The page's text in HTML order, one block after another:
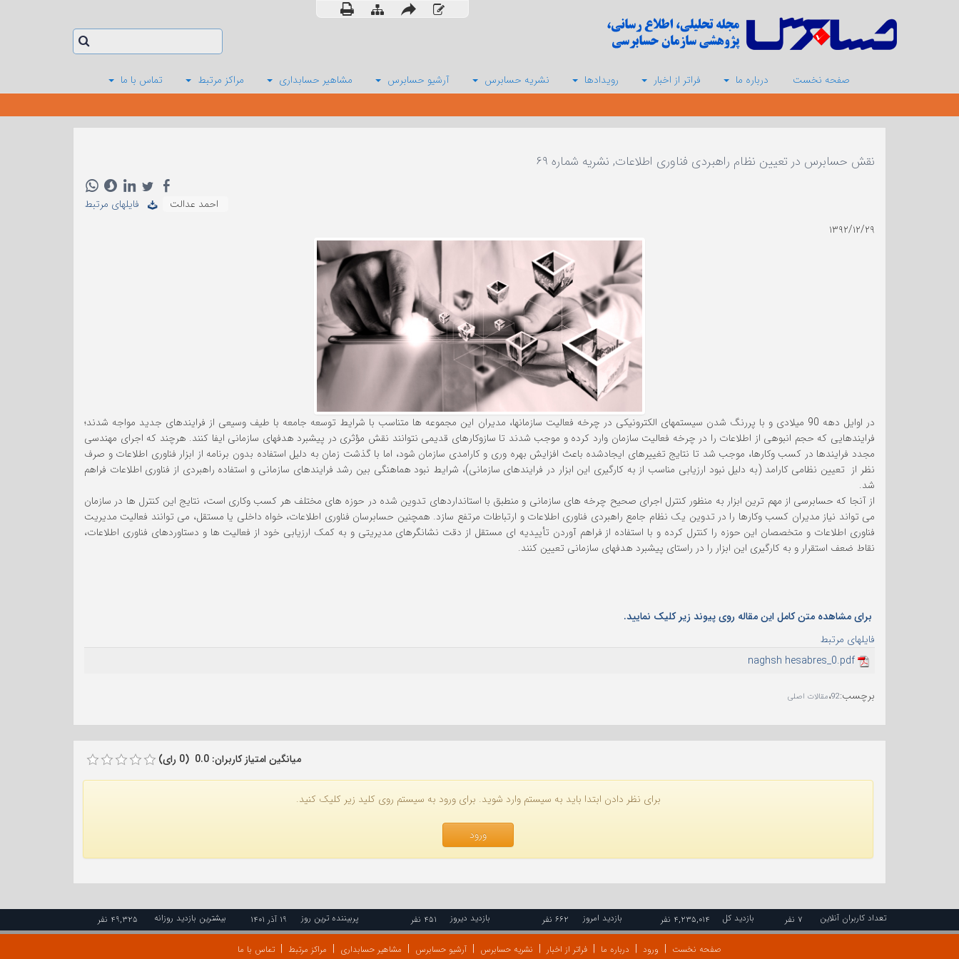
صفحه نخست درباره ما فراتر از اخبار رویدادها نشریه حسابرس آرشیو حسابرس مشاهیر حسابداری مراکز مرتبط تماس با ما
نقش حسابرس در تعیین نظام راهبردی فناوری اطلاعات, نشریه شماره ۶۹
احمد عدالت
فایلهای مرتبط
۱۳۹۲/۱۲/۲۹
در اوایل دهه 90 میلادی و با پررنگ شدن سیستمهای الکترونیکی در چرخه فعالیت سازمانها، مدیران این مجموعه ها متناسب با شرایط توسعه جامعه با طیف وسیعی از فرایندهای جدید مواجه شدند؛
فرایندهایی که حجم انبوهی از اطلاعات را در چرخه فعالیت سازمان وارد کرده و موجب شدند تا سازوکارهای قدیمی نتوانند نقش مؤثری در پیشبرد هدفهای سازمانی ایفا کنند. هرچند که اجرای مهندسی
مجدد فرایندها در کسب وکارها، موجب شد تا نتایج تغییرهای ایجادشده باعث افزایش بهره وری و کارامدی سازمان شود، اما با گذشت زمان به دلیل استفاده بدون برنامه از ابزار فناوری اطلاعات و صرف
نظر از تعیین نظامی کارامد (به دلیل نبود ارزیابی مناسب از به کارگیری این ابزار در فرایندهای سازمانی)، شرایط نبود هماهنگی بین رشد فرایندهای سازمانی و استفاده راهبردی از فناوری اطلاعات فراهم
شد.
از آنجا که حسابرسی از مهم ترین ابزار به منظور کنترل اجرای صحیح چرخه های سازمانی و منطبق با استانداردهای تدوین شده در حوزه های مختلف هر کسب وکاری است، نتایج این کنترل ها در سازمان
می تواند نیاز مدیران کسب وکارها را در تدوین یک نظام جامع راهبردی فناوری اطلاعات و ارتباطات مرتفع سازد. همچنین حسابرسان فناوری اطلاعات، خواه داخلی یا مستقل، می توانند فعالیت مدیریت
فناوری اطلاعات و متخصصان این حوزه را کنترل کرده و با استفاده از فراهم آوردن تأییدیه ای مستقل از دقت نشانگرهای مدیریتی و به کمک ارزیابی خود از فعالیت ها و دستاوردهای فناوری اطلاعات،
نقاط ضعف استقرار و به کارگیری این ابزار را در راستای پیشبرد هدفهای سازمانی تعیین کنند.
برای مشاهده متن کامل این مقاله روی پیوند زیر کلیک نمایید.
فایلهای مرتبط
naghsh hesabres_0.pdf
برچسب:
92،مقالات اصلی
میانگین امتیاز کاربران: 0.0 (0 رای)
برای نظر دادن ابتدا باید به سیستم وارد شوید. برای ورود به سیستم روی کلید زیر کلیک کنید.
ورود
تعداد کاربران آنلاین ۷ نفر بازدید کل ۴,۲۳۵,۰۱۴ نفر بازدید امروز ۶۶۲ نفر بازدید دیروز ۴۵۱ نفر پربیننده ترین روز ۱۹ آذر ۱۴۰۱ بیشترین بازدید روزانه ۴۹,۳۲۵ نفر
صفحه نخست ورود درباره ما فراتر از اخبار نشریه حسابرس آرشیو حسابرس مشاهیر حسابداری مراکز مرتبط تماس با ما